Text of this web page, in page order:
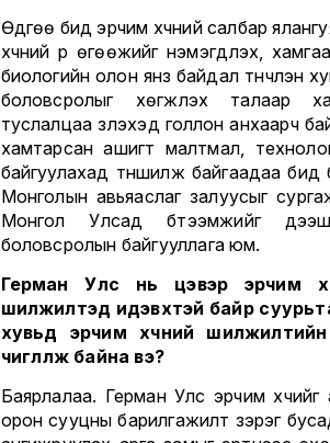
Өдгөө бид эрчим хүчний салбар
хүчний үр өгөөжийг нэмэгдүүлэх,
биологийн олон янз байдал түүнчлэн
боловсролыг хөгжүүлэх талаар
туслалцаа үзүүлэхэд голлон
хамтарсан ашигт малтмал,
байгуулахад түншилж байгаадаа бид
Монголын авьяаслаг залуусыг
Монгол Улсад бүтээмжийг
боловсролын байгууллага юм.
Герман Улс нь цэвэр эрчим
шилжилтэд идэвхтэй байр
хувьд эрчим хүчний
чиглүүлж байна вэ?
Баярлалаа. Герман Улс эрчим
орон сууцны барилгажилт зэрэг